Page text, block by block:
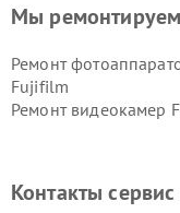
Мы ремонтируем
Ремонт
Fujifilm
Ремонт видеокамер
Контакты